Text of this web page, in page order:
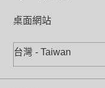
桌面網站
台灣 - Taiwan